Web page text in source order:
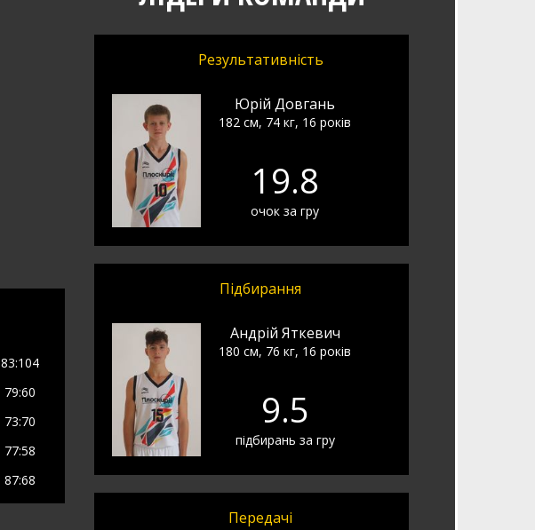
83:104
79:60
73:70
77:58
87:68
Результативність
Юрій Довгань
182 см, 74 кг, 16 років
19.8
очок за гру
Підбирання
Андрій Яткевич
180 см, 76 кг, 16 років
9.5
підбирань за гру
Передачі